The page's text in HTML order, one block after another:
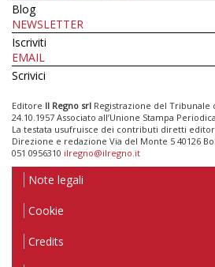
Blog
NEWSLETTER
Iscriviti
EMAIL
Scrivici
Editore Il Regno srl Registrazione del Tribunale
24.10.1957 Associato all’Unione Stampa
La testata usufruisce dei contributi diretti
Direzione e redazione Via del Monte 5 40126
051 0956310 ilregno@ilregno.it
Note legali
Cookie
Credits